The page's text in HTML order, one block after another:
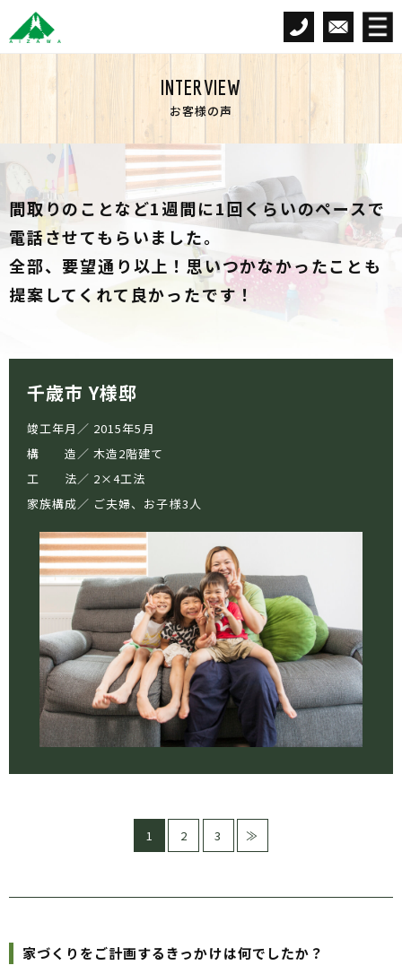
INTERVIEW
お客様の声
間取りのことなど1週間に1回くらいのペースで
電話させてもらいました。
全部、要望通り以上！思いつかなかったことも
提案してくれて良かったです！
千歳市 Y様邸
竣工年月
2015年5月
構 造
木造2階建て
工 法
2×4工法
家族構成
ご夫婦、お子様3人
1 2 3 ≫
家づくりをご計画するきっかけは何でしたか？